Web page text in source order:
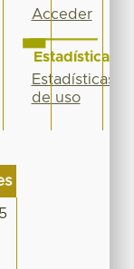
Acceder
Estadísticas
Estadísticas
de uso